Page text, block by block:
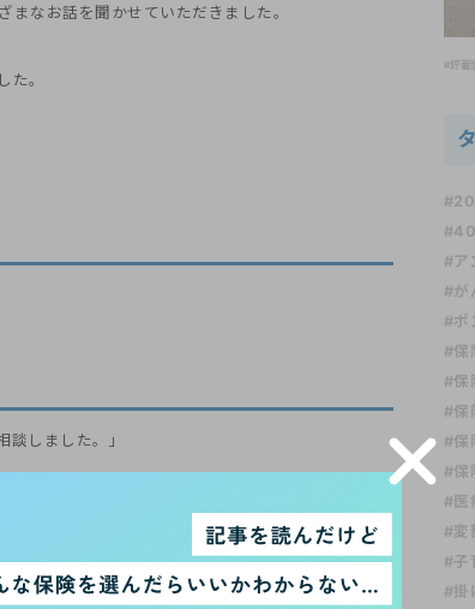
なお話を聞かせていただきました。
た。
談しました。」
#貯蓄
#ア
#が
#ポ
#
#保
#保
#保
#保
#医
#変
#子
#掛